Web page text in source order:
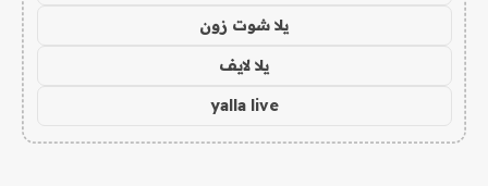
يلا شوت زون
يلا لايف
yalla live